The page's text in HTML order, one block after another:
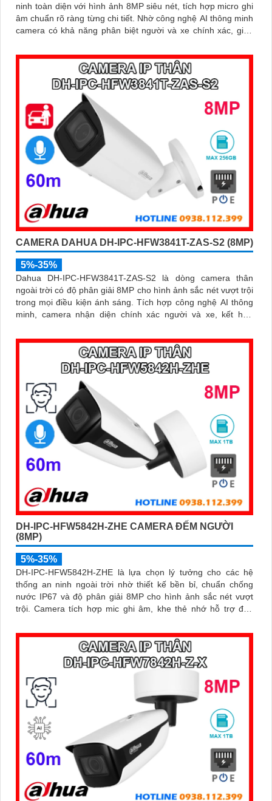
ninh toàn diện với hình ảnh 8MP siêu nét, tích hợp micro ghi
âm chuẩn rõ ràng từng chi tiết. Nhờ công nghệ AI thông minh
camera có khả năng phân biệt người và xe chính xác, giúp
CAMERA DAHUA DH-IPC-HFW3841T-ZAS-S2 (8MP)
5%-35%
Dahua DH-IPC-HFW3841T-ZAS-S2 là dòng camera thân
ngoài trời có độ phân giải 8MP cho hình ảnh sắc nét vượt trội
trong mọi điều kiện ánh sáng. Tích hợp công nghệ AI thông
minh, camera nhận diện chính xác người và xe, kết hợp
đến 256GB mang đến giải pháp giám sát toàn diện và hiệu
DH-IPC-HFW5842H-ZHE CAMERA ĐẾM NGƯỜI
(8MP)
5%-35%
DH-IPC-HFW5842H-ZHE là lựa chọn lý tưởng cho các hệ
thống an ninh ngoài trời nhờ thiết kế bền bỉ, chuẩn chống
nước IP67 và độ phân giải 8MP cho hình ảnh sắc nét vượt
trội. Camera tích hợp mic ghi âm, khe thẻ nhớ hỗ trợ đến
dàng, tiết kiệm chi phí